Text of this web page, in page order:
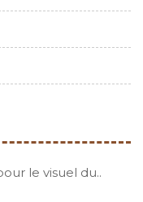
le visuel du..